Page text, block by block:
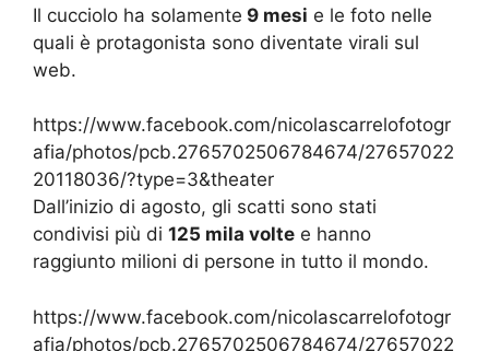
Il cucciolo ha solamente 9 mesi e le foto nelle
quali è protagonista sono diventate virali sul
web.
https://www.facebook.com/nicolascarrelofotogr
afia/photos/pcb.2765702506784674/27657022
20118036/?type=3&theater
Dall’inizio di agosto, gli scatti sono stati
condivisi più di 125 mila volte e hanno
raggiunto milioni di persone in tutto il mondo.
https://www.facebook.com/nicolascarrelofotogr
afia/photos/pcb.2765702506784674/27657022